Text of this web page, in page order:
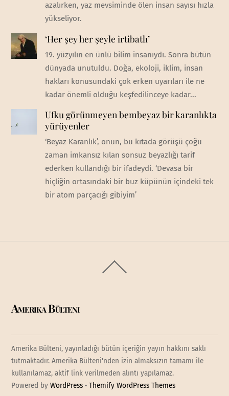
azalırken, yaz mevsiminde ölen insan sayısı hızla
yükseliyor.
‘Her şey her şeyle irtibatlı’
19. yüzyılın en ünlü bilim insanıydı. Sonra bütün
dünyada unutuldu. Doğa, ekoloji, iklim, insan
hakları konusundaki çok erken uyarıları ile ne
kadar önemli olduğu keşfedilinceye kadar...
Ufku görünmeyen bembeyaz bir karanlıkta
yürüyenler
‘Beyaz Karanlık’, onun, bu kıtada görüşü çoğu
zaman imkansız kılan sonsuz beyazlığı tarif
ederken kullandığı bir ifadeydi. ‘Devasa bir
hiçliğin ortasındaki bir buz küpünün içindeki tek
bir atom parçacığı gibiyim’
To
Amerika Bülteni
Amerika Bülteni, yayınladığı bütün içeriğin yayın hakkını saklı
tutmaktadır. Amerika Bülteni'nden izin almaksızın tamamı ile
kullanılamaz, aktif link verilmeden alıntı yapılamaz.
Powered byWordPress •Themify WordPress Themes